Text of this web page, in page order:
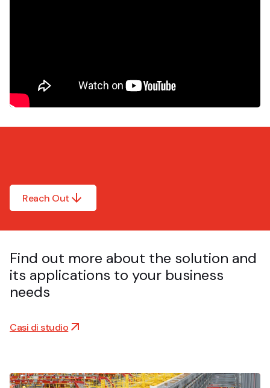
Reach Out
Find out more about the solution and
its applications to your business
needs
Casi di studio